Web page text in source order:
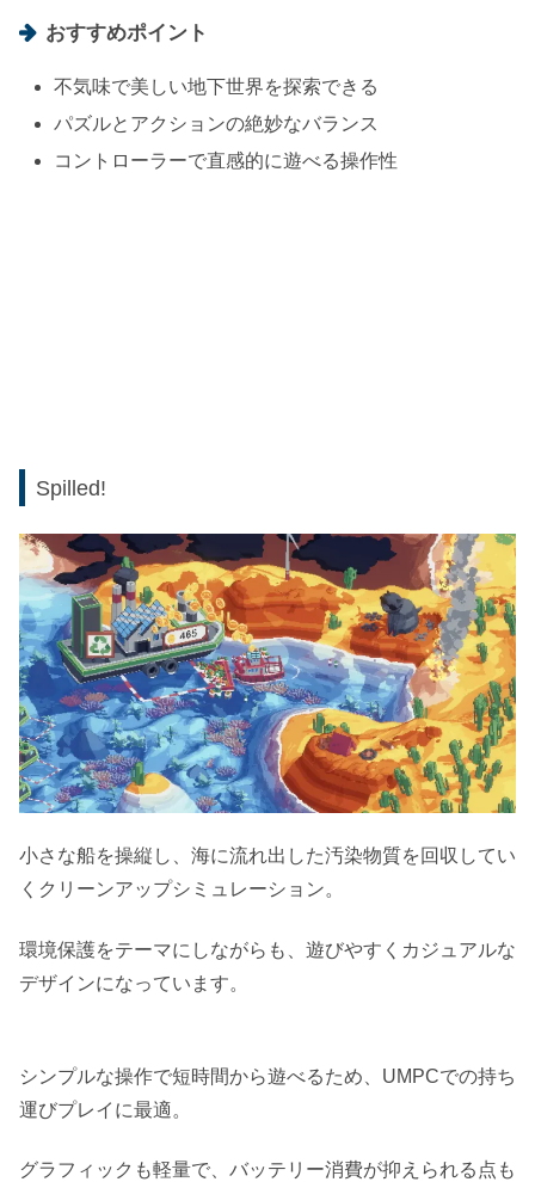
おすすめポイント
不気味で美しい地下世界を探索できる
パズルとアクションの絶妙なバランス
コントローラーで直感的に遊べる操作性
Spilled!
小さな船を操縦し、海に流れ出した汚染物質を回収してい
くクリーンアップシミュレーション。
環境保護をテーマにしながらも、遊びやすくカジュアルな
デザインになっています。
シンプルな操作で短時間から遊べるため、UMPCでの持ち
運びプレイに最適。
グラフィックも軽量で、バッテリー消費が抑えられる点も